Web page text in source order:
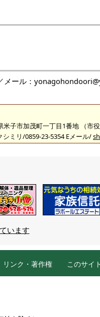
メール：
子市加茂町一丁目1番地 （市役
シミリ/0859-23-5354 Eメール/
います
リンク・著作権 このサイ